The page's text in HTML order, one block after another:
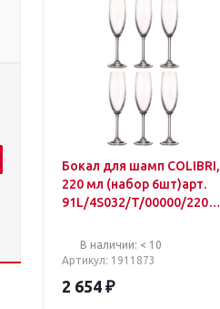
Бокал для шамп COLIBRI,
220 мл (набор 6шт)арт.
91L/4S032/T/00000/220-
В наличии: < 10
Артикул: 1911873
2 654 ₽